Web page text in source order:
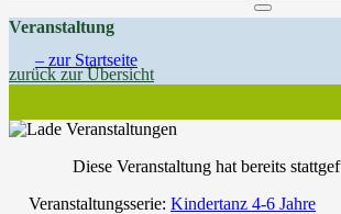
Veranstaltung
zurück zur Übersicht
Diese Veranstaltung hat bereits
Veranstaltungsserie: Kindertanz 4-6 Jahre